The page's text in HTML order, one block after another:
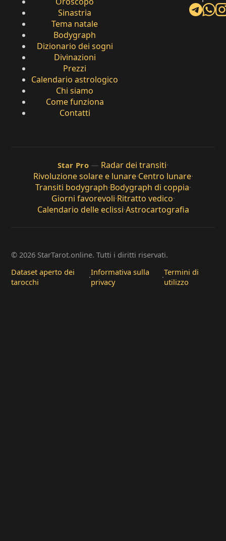
Sinastria
Tema natale
Bodygraph
Dizionario dei sogni
Divinazioni
Prezzi
Calendario astrologico
Chi siamo
Come funziona
Contatti
Star Pro — Radar dei transiti·
Rivoluzione solare e lunare·Centro lunare·
Transiti bodygraph·Bodygraph di coppia·
Giorni favorevoli·Ritratto vedico·
Calendario delle eclissi·Astrocartografia
© 2026 StarTarot.online. Tutti i diritti riservati.
Dataset aperto dei
tarocchi
·Informativa sulla
privacy
·Termini di
utilizzo